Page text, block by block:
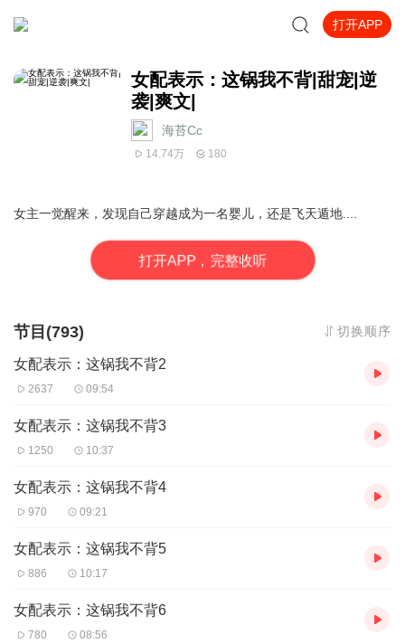
打开APP
女配表示：这锅我不背|甜宠|逆
袭|爽文|
海苔Cc
14.74万 180
女主一觉醒来，发现自己穿越成为一名婴儿，还是飞天遁地....
打开APP，完整收听
节目(793) 切换顺序
女配表示：这锅我不背2
2637 09:54
女配表示：这锅我不背3
1250 10:37
女配表示：这锅我不背4
970 09:21
女配表示：这锅我不背5
886 10:17
女配表示：这锅我不背6
780 08:56